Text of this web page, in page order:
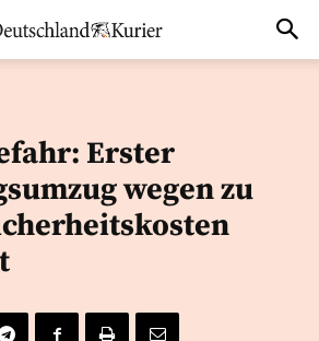
Erster
wegen zu